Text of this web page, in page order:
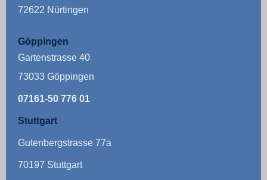
72622 Nürtingen
Göppingen
Gartenstrasse 40
73033 Göppingen
07161-50 776 01
Stuttgart
Gutenbergstrasse 77a
70197 Stuttgart